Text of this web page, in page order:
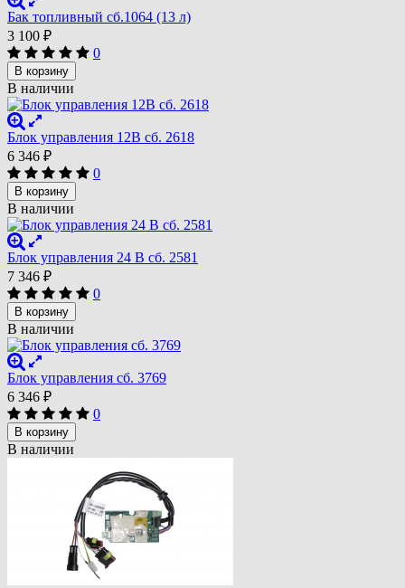
Бак топливный сб.1064 (13 л)
3 100 ₽
0
В корзину
В наличии
Блок управления 12В сб. 2618
6 346 ₽
0
В корзину
В наличии
Блок управления 24 В сб. 2581
7 346 ₽
0
В корзину
В наличии
Блок управления сб. 3769
6 346 ₽
0
В корзину
В наличии